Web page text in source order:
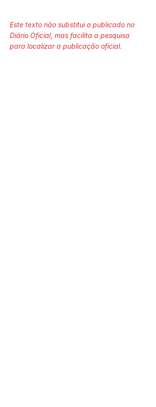
Este texto não substitui o publicado no
Diário Oficial, mas facilita a pesquisa
para localizar a publicação oficial.